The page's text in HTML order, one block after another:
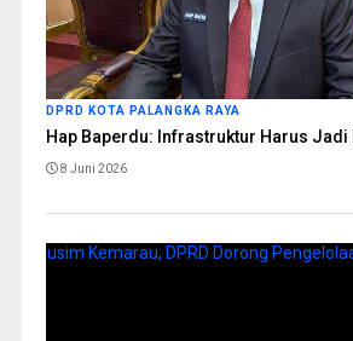
DPRD KOTA PALANGKA RAYA
Hap Baperdu: Infrastruktur Harus Jadi
8 Juni 2026